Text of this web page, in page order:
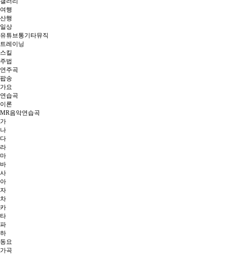
여행
산행
일상
유튜브통기타뮤직
트레이닝
스킬
주법
연주곡
팝송
가요
연습곡
이론
MR음악연습곡
가
나
다
라
마
바
사
아
자
차
카
타
파
하
동요
가곡